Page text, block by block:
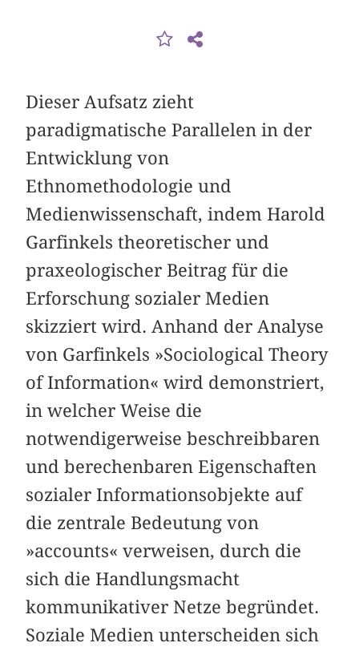
Dieser Aufsatz zieht
paradigmatische Parallelen in der
Entwicklung von
Ethnomethodologie und
Medienwissenschaft, indem Harold
Garfinkels theoretischer und
praxeologischer Beitrag für die
Erforschung sozialer Medien
skizziert wird. Anhand der Analyse
von Garfinkels »Sociological Theory
of Information« wird demonstriert,
in welcher Weise die
notwendigerweise beschreibbaren
und berechenbaren Eigenschaften
sozialer Informationsobjekte auf
die zentrale Bedeutung von
»accounts« verweisen, durch die
sich die Handlungsmacht
kommunikativer Netze begründet.
Soziale Medien unterscheiden sich